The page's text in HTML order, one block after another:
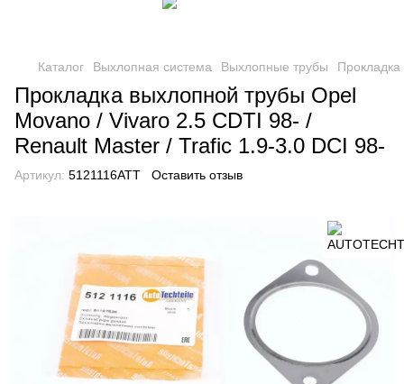
Каталог Выхлопная система Выхлопные трубы
Прокладка выхлопной трубы Opel
Movano / Vivaro 2.5 CDTI 98- /
Renault Master / Trafic 1.9-3.0 DCI 98-
Артикул: 5121116ATT Оставить отзыв